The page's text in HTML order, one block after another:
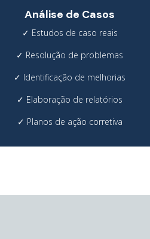
Análise de Casos
✓ Estudos de caso reais
✓ Resolução de problemas
✓ Identificação de melhorias
✓ Elaboração de relatórios
✓ Planos de ação corretiva